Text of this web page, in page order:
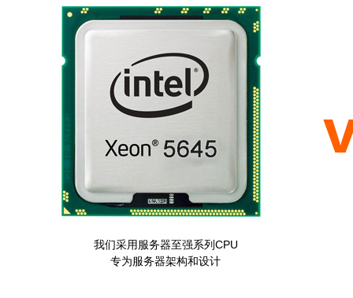
我们采用服务器至强系列CPU
专为服务器架构和设计